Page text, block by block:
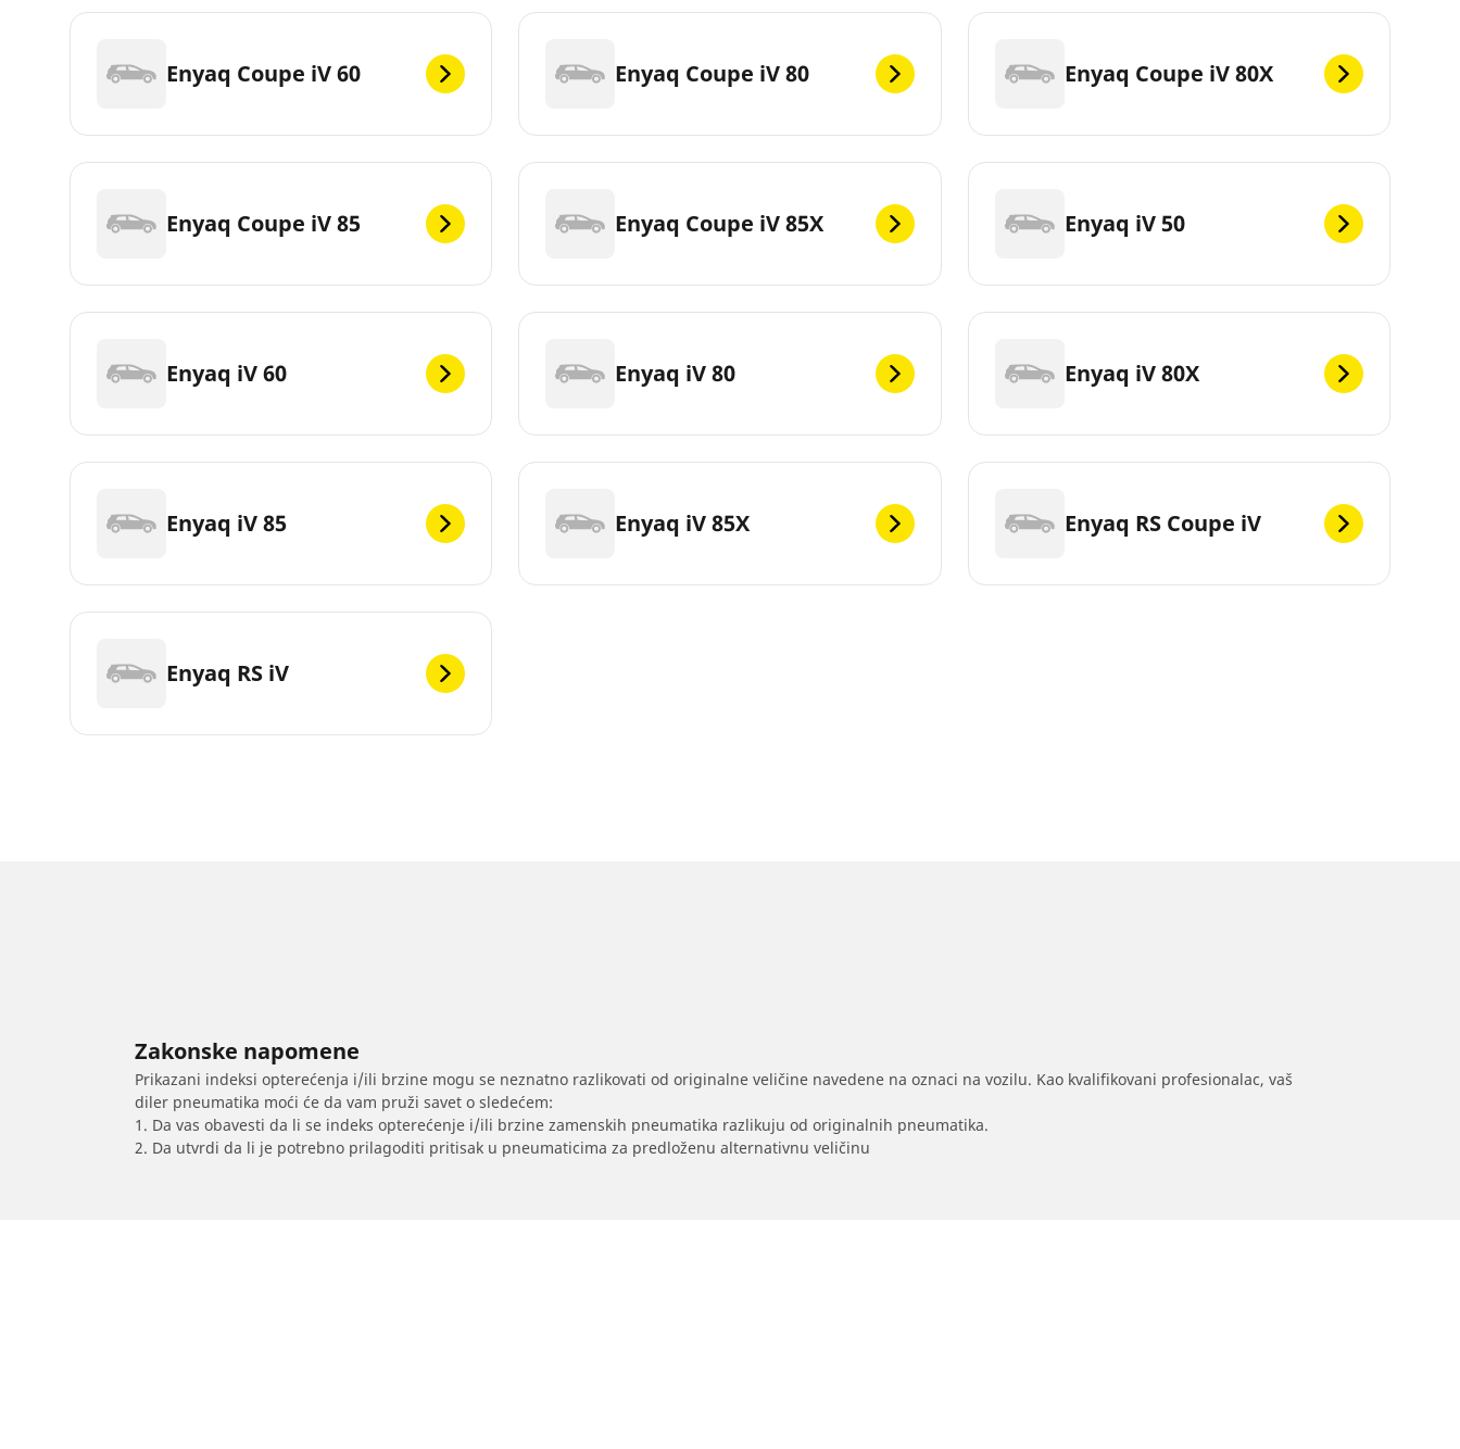
Enyaq Coupe iV 60 Enyaq Coupe iV 80 Enyaq Coupe iV 80X
Enyaq Coupe iV 85 Enyaq Coupe iV 85X Enyaq iV 50
Enyaq iV 60 Enyaq iV 80 Enyaq iV 80X
Enyaq iV 85 Enyaq iV 85X Enyaq RS Coupe iV
Enyaq RS iV
Zakonske napomene
Prikazani indeksi opterećenja i/ili brzine mogu se neznatno razlikovati od originalne veličine navedene na oznaci na vozilu. Kao kvalifikovani profesionalac, vaš
diler pneumatika moći će da vam pruži savet o sledećem:
1. Da vas obavesti da li se indeks opterećenje i/ili brzine zamenskih pneumatika razlikuju od originalnih pneumatika.
2. Da utvrdi da li je potrebno prilagoditi pritisak u pneumaticima za predloženu alternativnu veličinu